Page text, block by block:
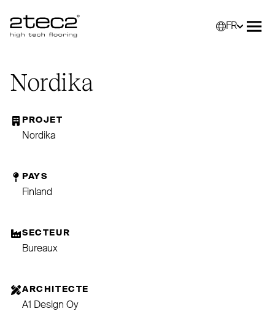
Primary
FR
Nordika
PROJET
Nordika
PAYS
Finland
SECTEUR
Bureaux
ARCHITECTE
A1 Design Oy